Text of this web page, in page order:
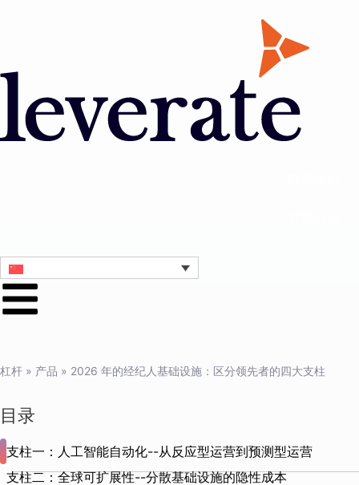
杠杆 » 产品 » 2026 年的经纪人基础设施：区分领先者的四大支柱
目录
支柱一：人工智能自动化--从反应型运营到预测型运营
支柱二：全球可扩展性--分散基础设施的隐性成本